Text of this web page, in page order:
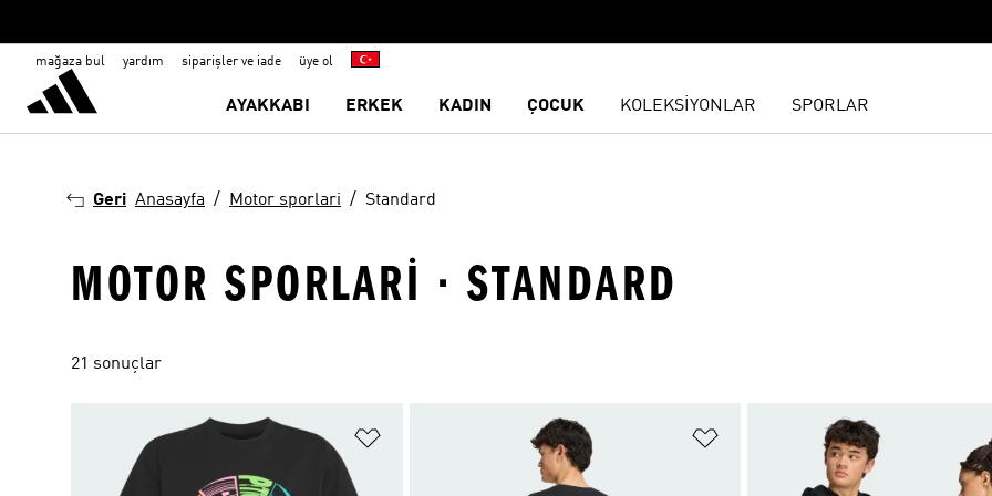
mağaza bul yardım siparişler ve iade üye ol
AYAKKABI ERKEK KADIN ÇOCUK KOLEKSİYONLAR SPORLAR
Geri Anasayfa Motor sporlari Standard
MOTOR SPORLARI · STANDARD
21 sonuçlar
Favori Listesine Ekle Favori Listesine Ekle